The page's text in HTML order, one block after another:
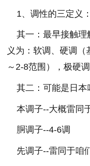
1、调性的三定义：
其一：最早接触理
义为：软调、硬调
～2-8范围），极硬
其二：可能是日本
本调子--大概雷同
胴调子--4-6调
先调子--雷同于咱